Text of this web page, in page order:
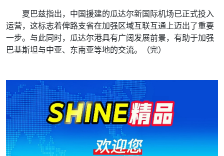
夏巴兹指出，中国援建的瓜达尔新国际机场已正式投入
运营，这标志着俾路支省在加强区域互联互通上迈出了重要
一步。与此同时，瓜达尔港具有广阔发展前景，有助于加强
巴基斯坦与中亚、东南亚等地的交流。（完）